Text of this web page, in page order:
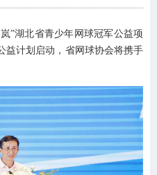
”湖北省青少年网球冠军公益项
益计划启动，省网球协会将携手